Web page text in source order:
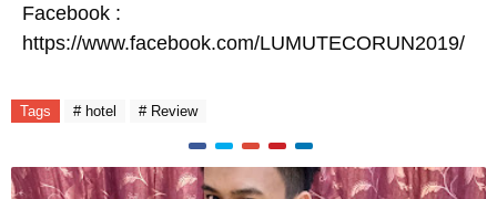
Facebook :
https://www.facebook.com/LUMUTECORUN2019/
Tags # hotel # Review